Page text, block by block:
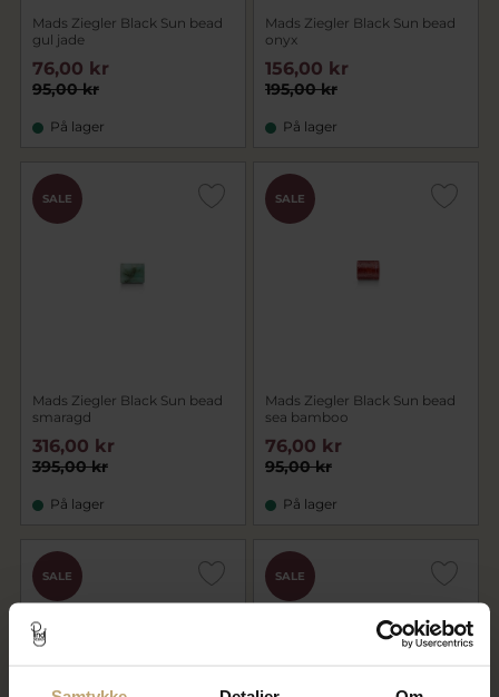
Mads Ziegler Black Sun bead
gul jade
95,00 kr
76,00 kr
På lager
Mads Ziegler Black Sun bead
onyx
195,00 kr
156,00 kr
På lager
SALE
Mads Ziegler Black Sun bead
smaragd
395,00 kr
316,00 kr
På lager
SALE
Mads Ziegler Black Sun bead
sea bamboo
95,00 kr
76,00 kr
På lager
SALE SALE